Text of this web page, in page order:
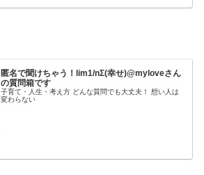
匿名で聞けちゃう！lim1/nΣ(幸せ)@myloveさん
の質問箱です
子育て・人生・考え方 どんな質問でも大丈夫！ 想い人は
変わらない